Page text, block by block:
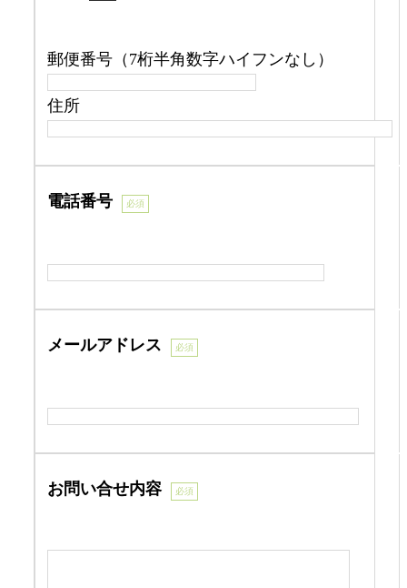
郵便番号（7桁半角数字ハイフンなし）
住所
電話番号 必須
メールアドレス 必須
お問い合せ内容 必須